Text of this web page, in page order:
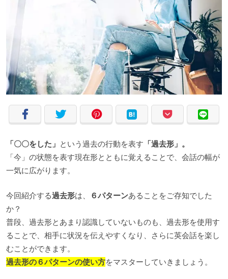
「〇〇をした」 という過去の行動を表す 「過去形」。
「今」の状態を表す現在形とともに覚えることで、会話の幅が
一気に広がります。
今回紹介する過去形は、 ６パターンあることをご存知でした
か？
普段、過去形とあまり認識していないものも、過去形を使用す
ることで、相手に状況を伝えやすくなり、さらに英会話を楽し
むことができます。
過去形の６パターンの使い方をマスターしていきましょう。